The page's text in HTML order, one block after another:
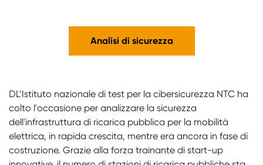
Analisi di sicurezza
DL’Istituto nazionale di test per la cibersicurezza NTC ha
colto l'occasione per analizzare la sicurezza
dell'infrastruttura di ricarica pubblica per la mobilità
elettrica, in rapida crescita, mentre era ancora in fase di
costruzione. Grazie alla forza trainante di start-up